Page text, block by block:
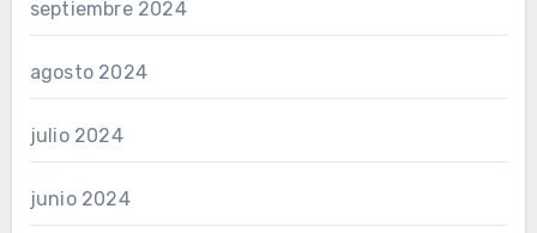
septiembre 2024
agosto 2024
julio 2024
junio 2024